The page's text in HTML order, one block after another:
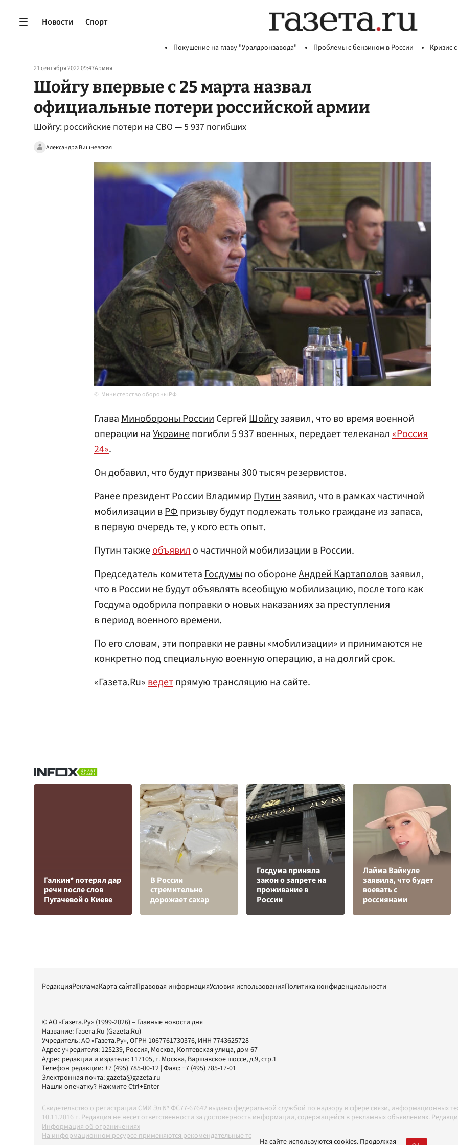
Новости Спорт
Покушение на главу "Уралдронзавода" Проблемы с бензином в России Кризис
21 сентября 2022 09:47Армия
Шойгу впервые с 25 марта назвал
официальные потери российской армии
Шойгу: российские потери на СВО — 5 937 погибших
Александра Вишневская
Министерство обороны РФ
ГлаваМинобороны РоссииСергейШойгузаявил, что во время военной
операции наУкраинепогибли 5 937 военных, передает телеканал «Россия
24».
Он добавил, что будут призваны 300 тысяч резервистов.
Ранее президент России ВладимирПутинзаявил, что в рамках частичной
мобилизации вРФпризыву будут подлежать только граждане из запаса,
в первую очередь те, у кого есть опыт.
Путин такжеобъявило частичной мобилизации в России.
Председатель комитетаГосдумыпо оборонеАндрей Картаполовзаявил,
что в России не будут объявлять всеобщую мобилизацию, после того как
Госдума одобрила поправки о новых наказаниях за преступления
в период военного времени.
По его словам, эти поправки не равны «мобилизации» и принимаются не
конкретно под специальную военную операцию, а на долгий срок.
«Газета.Ru»ведетпрямую трансляцию на сайте.
Галкин* потерял дар
речи после слов
Пугачевой о Киеве
В России
стремительно
дорожает сахар
Госдума приняла
закон о запрете на
проживание в
России
Лайма Вайкуле
заявила, что будет
воевать с
россиянами
РедакцияРекламаКарта сайтаПравовая информацияУсловия использованияПолитика конфиденциальности
© АО «Газета.Ру» (1999-2026) – Главные новости дня
Название: Газета.Ru (Gazeta.Ru)
Учредитель:АО «Газета.Ру», ОГРН 1067761730376, ИНН 7743625728
Адрес учредителя: 125239, Россия, Москва, Коптевская улица, дом 67
Адрес редакции и издателя: 117105, г. Москва, Варшавское шоссе, д.9, стр.1
Телефон редакции:+7 (495) 785-00-12 | Факс:+7 (495) 785-17-01
Электронная почта:gazeta@gazeta.ru
Нашли опечатку? Нажмите Ctrl+Enter
Свидетельство о регистрации СМИ Эл № ФС77-67642 выдано федеральной службой по надзору в сфере связи, информационных
10.11.2016 г. Редакция не несет ответственности за достоверность информации, содержащейся в рекламных объявлениях.
Информация об ограничениях
На информационном ресурсе применяются рекомендательные технологии в соответствии с Правилами
На сайте используются cookies. Продолжая